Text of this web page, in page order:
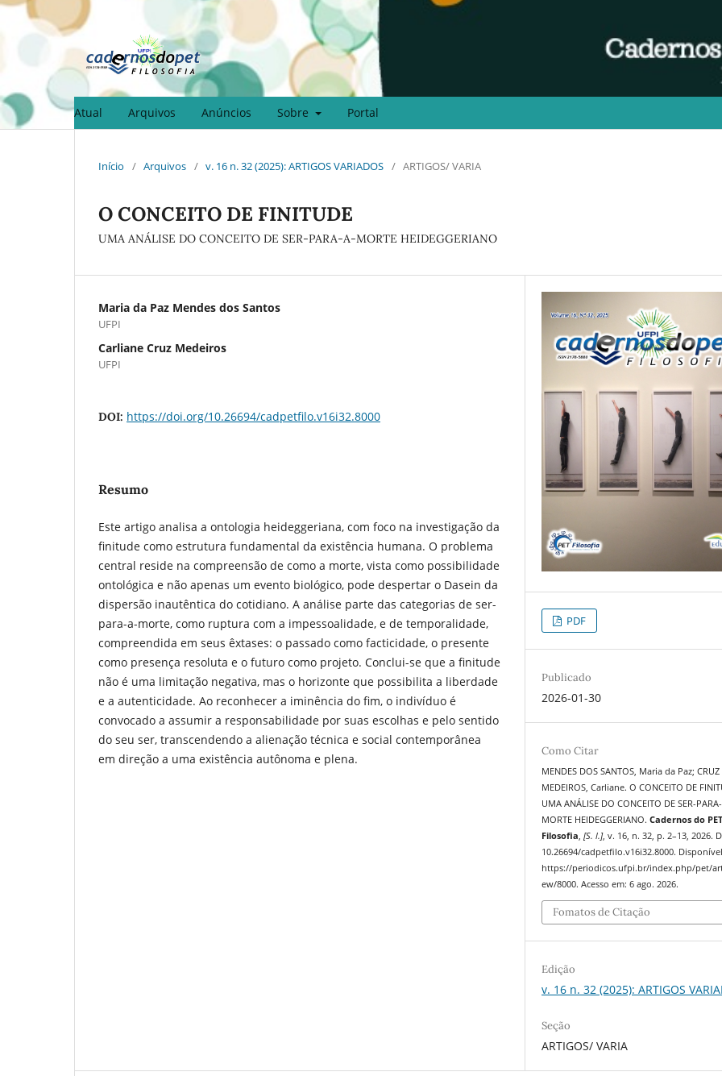
Atual Arquivos Anúncios Sobre Portal
Início / Arquivos / v. 16 n. 32 (2025): ARTIGOS VARIADOS / ARTIGOS/ VARIA
O CONCEITO DE FINITUDE
UMA ANÁLISE DO CONCEITO DE SER-PARA-A-MORTE HEIDEGGERIANO
Maria da Paz Mendes dos Santos
UFPI
Carliane Cruz Medeiros
UFPI
DOI: https://doi.org/10.26694/cadpetfilo.v16i32.8000
Resumo
Este artigo analisa a ontologia heideggeriana, com foco na investigação da
finitude como estrutura fundamental da existência humana. O problema
central reside na compreensão de como a morte, vista como possibilidade
ontológica e não apenas um evento biológico, pode despertar o Dasein da
dispersão inautêntica do cotidiano. A análise parte das categorias de ser-
para-a-morte, como ruptura com a impessoalidade, e de temporalidade,
compreendida em seus êxtases: o passado como facticidade, o presente
como presença resoluta e o futuro como projeto. Conclui-se que a finitude
não é uma limitação negativa, mas o horizonte que possibilita a liberdade
e a autenticidade. Ao reconhecer a iminência do fim, o indivíduo é
convocado a assumir a responsabilidade por suas escolhas e pelo sentido
do seu ser, transcendendo a alienação técnica e social contemporânea
em direção a uma existência autônoma e plena.
PDF
Publicado
2026-01-30
Como Citar
MENDES DOS SANTOS, Maria da Paz; CRUZ
MEDEIROS, Carliane. O CONCEITO DE
UMA ANÁLISE DO CONCEITO DE SER-
MORTE HEIDEGGERIANO.Cadernos do
Filosofia ,[S. l.], v. 16, n. 32, p. 2–13, 2026.
10.26694/cadpetfilo.v16i32.8000.
https://periodicos.ufpi.br/index.php/pet/
ew/8000. Acesso em: 6 ago. 2026.
Fomatos de Citação
Edição
v. 16 n. 32 (2025): ARTIGOS
Seção
ARTIGOS/ VARIA